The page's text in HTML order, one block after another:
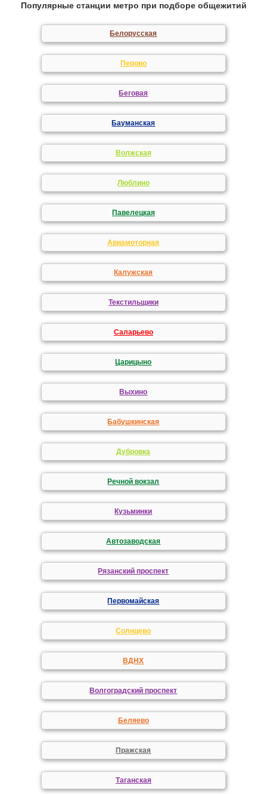
Популярные станции метро при подборе общежитий
Белорусская
Перово
Беговая
Бауманская
Волжская
Люблино
Павелецкая
Авиамоторная
Калужская
Текстильщики
Саларьево
Царицыно
Выхино
Бабушкинская
Дубровка
Речной вокзал
Кузьминки
Автозаводская
Рязанский проспект
Первомайская
Солнцево
ВДНХ
Волгоградский проспект
Беляево
Пражская
Таганская